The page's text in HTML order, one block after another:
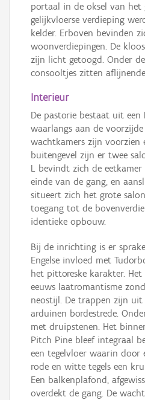
portaal in de oksel van het
gelijkvloerse verdieping
kelder. Erboven bevinden
woonverdiepingen. De
zijn licht getoogd. Onder
consooltjes zitten
Interieur
De pastorie bestaat uit een
waarlangs aan de
wachtkamers zijn voorzien
buitengevel zijn er twee
L bevindt zich de
einde van de gang, en
situeert zich het grote
toegang tot de
identieke opbouw.
Bij de inrichting is er
Engelse invloed met
het pittoreske karakter.
eeuws laatromantisme
neostijl. De trappen zijn uit
arduinen bordestrede.
met druipstenen. Het
Pitch Pine bleef integraal
een tegelvloer waarin door
rode en witte tegels een
Een balkenplafond,
overdekt de gang. De